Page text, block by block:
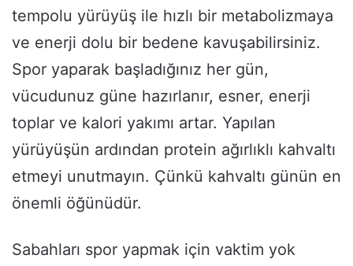
tempolu yürüyüş ile hızlı bir metabolizmaya
ve enerji dolu bir bedene kavuşabilirsiniz.
Spor yaparak başladığınız her gün,
vücudunuz güne hazırlanır, esner, enerji
toplar ve kalori yakımı artar. Yapılan
yürüyüşün ardından protein ağırlıklı kahvaltı
etmeyi unutmayın. Çünkü kahvaltı günün en
önemli öğünüdür.
Sabahları spor yapmak için vaktim yok